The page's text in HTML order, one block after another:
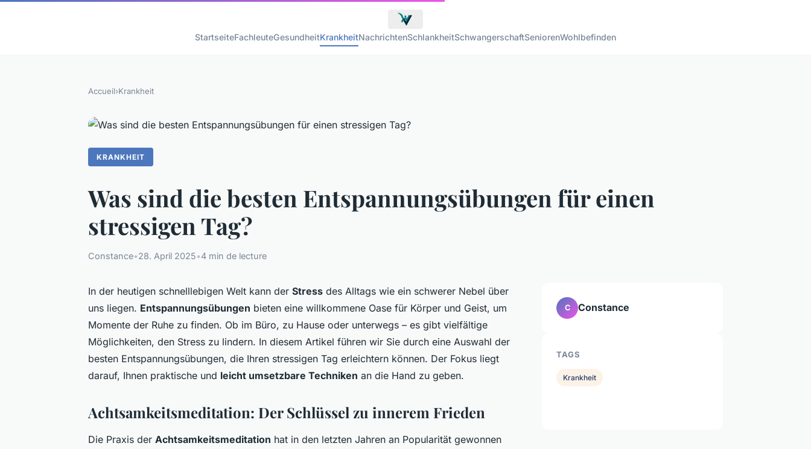
StartseiteFachleuteGesundheitKrankheitNachrichtenSchlankheitSchwangerschaftSeniorenWohlbefinden
Accueil›Krankheit
KRANKHEIT
Was sind die besten Entspannungsübungen für einen
stressigen Tag?
Constance•28. April 2025•4 min de lecture
In der heutigen schnelllebigen Welt kann der Stress des Alltags wie ein schwerer Nebel über
uns liegen. Entspannungsübungen bieten eine willkommene Oase für Körper und Geist, um
Momente der Ruhe zu finden. Ob im Büro, zu Hause oder unterwegs – es gibt vielfältige
Möglichkeiten, den Stress zu lindern. In diesem Artikel führen wir Sie durch eine Auswahl der
besten Entspannungsübungen, die Ihren stressigen Tag erleichtern können. Der Fokus liegt
darauf, Ihnen praktische und leicht umsetzbare Techniken an die Hand zu geben.
Achtsamkeitsmeditation: Der Schlüssel zu innerem Frieden
Die Praxis der Achtsamkeitsmeditation hat in den letzten Jahren an Popularität gewonnen
C Constance
TAGS
Krankheit